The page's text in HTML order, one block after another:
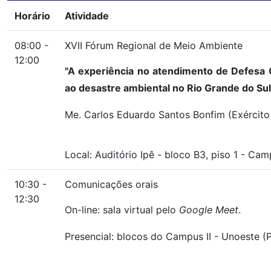
Horário Atividade
08:00 -
12:00
XVII Fórum Regional de Meio Ambiente
"A experiência no atendimento de Defesa
ao desastre ambiental no Rio Grande do
Me. Carlos Eduardo Santos Bonfim
Local: Auditório Ipê - bloco B3, piso 1 -
10:30 -
12:30
Comunicações orais
On-line: sala virtual pelo Google Meet.
Presencial: blocos do Campus II - Unoeste